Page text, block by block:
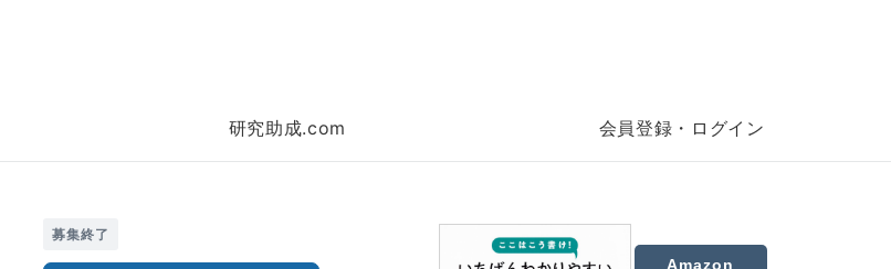
研究助成.com 会員登録・ログイン
募集終了
Amazon